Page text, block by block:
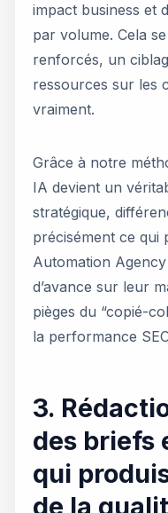
impact business et
par volume. Cela
renforcés, un
ressources sur les
vraiment.
Grâce à notre
IA devient un
stratégique,
précisément ce qui
Automation
d’avance sur leur
pièges du “copié-
la performance
3.
des briefs
qui
de la